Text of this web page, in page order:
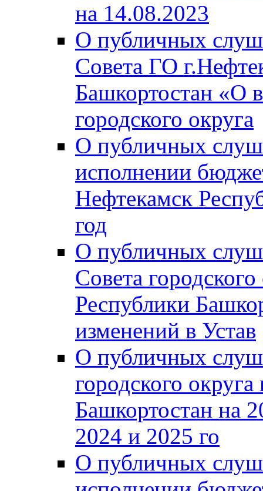
на 14.08.2023
О публичных
Совета ГО
Башкортостан «О
городского округа
О публичных
исполнении
Нефтекамск
год
О публичных
Совета
Республики
изменений в Устав
О публичных
городского
Башкортостан на
2024 и 2025 го
О публичных